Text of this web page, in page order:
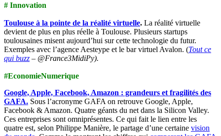
# Innovation
Toulouse à la pointe de la réalité virtuelle. La réalité virtuelle
devient de plus en plus réelle à Toulouse. Plusieurs startups
toulousaines misent aujourd’hui sur cette technologie du futur.
Exemples avec l’agence Aesteype et le bar virtuel Avalon. (Tout ce
qui buzz – @France3MidiPy).
#EconomieNumerique
Google, Apple, Facebook, Amazon : grandeurs et fragilités des
GAFA. Sous l’acronyme GAFA on retrouve Google, Apple,
Facebook & Amazon. Quatre géants du net dans la Silicon Valley.
Ces entreprises sont omniprésentes. Ce qui fait le lien entre les
quatre est, selon Philippe Manière, le partage d’une certaine vision